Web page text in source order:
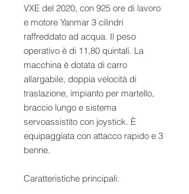
VXE del 2020, con 925 ore di lavoro
e motore Yanmar 3 cilindri
raffreddato ad acqua. Il peso
operativo è di 11,80 quintali. La
macchina è dotata di carro
allargabile, doppia velocità di
traslazione, impianto per martello,
braccio lungo e sistema
servoassistito con joystick. È
equipaggiata con attacco rapido e 3
benne.
Caratteristiche principali: